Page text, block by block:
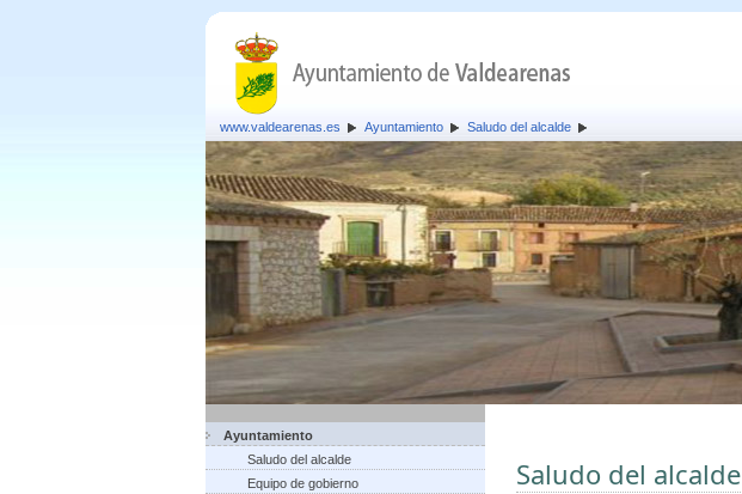
www.valdearenas.es Ayuntamiento Saludo del alcalde
Ayuntamiento
Saludo del alcalde
Equipo de gobierno
Saludo del alcalde